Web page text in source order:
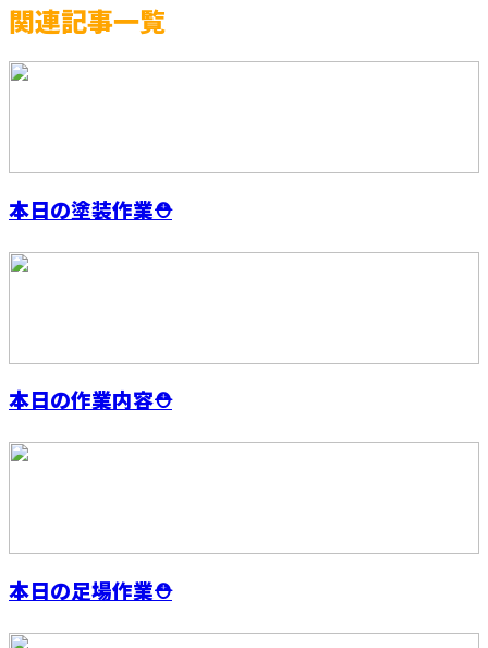
関連記事一覧
本日の塗装作業⛑️
本日の作業内容⛑️
本日の足場作業⛑️